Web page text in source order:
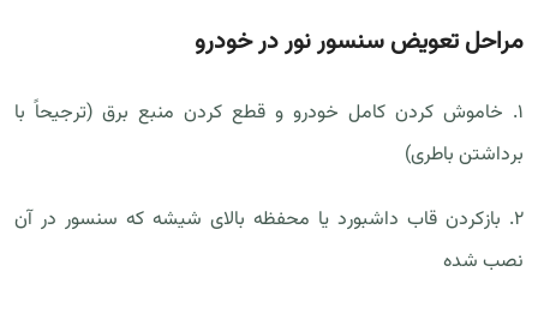
مراحل تعویض سنسور نور در خودرو
۱. خاموش کردن کامل خودرو و قطع کردن منبع برق (ترجیحاً با
برداشتن باطری)
۲. بازکردن قاب داشبورد یا محفظه بالای شیشه که سنسور در آن
نصب شده